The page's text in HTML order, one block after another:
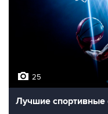
25
Лучшие